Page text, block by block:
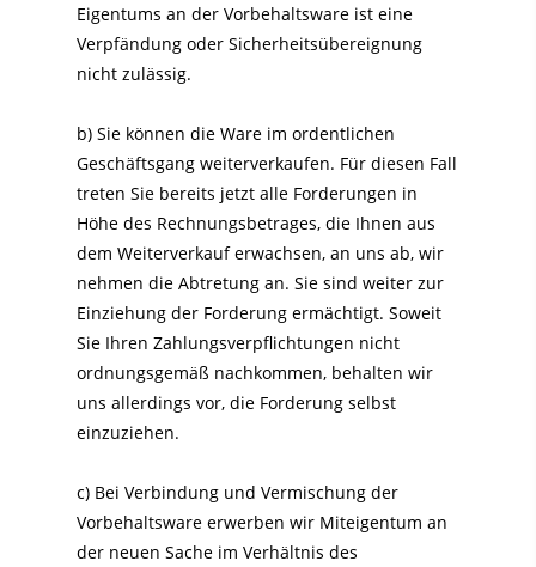
Eigentums an der Vorbehaltsware ist eine
Verpfändung oder Sicherheitsübereignung
nicht zulässig.
b) Sie können die Ware im ordentlichen
Geschäftsgang weiterverkaufen. Für diesen Fall
treten Sie bereits jetzt alle Forderungen in
Höhe des Rechnungsbetrages, die Ihnen aus
dem Weiterverkauf erwachsen, an uns ab, wir
nehmen die Abtretung an. Sie sind weiter zur
Einziehung der Forderung ermächtigt. Soweit
Sie Ihren Zahlungsverpflichtungen nicht
ordnungsgemäß nachkommen, behalten wir
uns allerdings vor, die Forderung selbst
einzuziehen.
c) Bei Verbindung und Vermischung der
Vorbehaltsware erwerben wir Miteigentum an
der neuen Sache im Verhältnis des